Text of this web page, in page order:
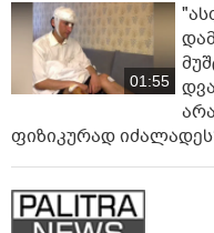
01:55
ფიზიკურად